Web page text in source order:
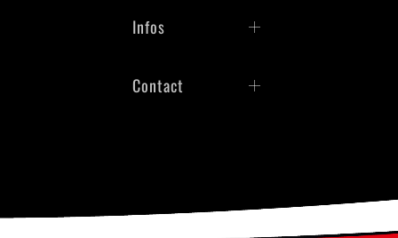
Infos
Contact